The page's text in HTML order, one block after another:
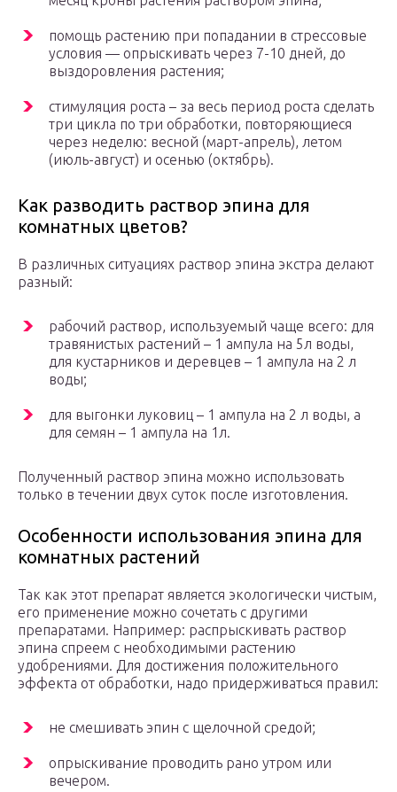
помощь растению при попадании в стрессовые
условия — опрыскивать через 7-10 дней, до
выздоровления растения;
стимуляция роста – за весь период роста сделать
три цикла по три обработки, повторяющиеся
через неделю: весной (март-апрель), летом
(июль-август) и осенью (октябрь).
Как разводить раствор эпина для
комнатных цветов?
В различных ситуациях раствор эпина экстра делают
разный:
рабочий раствор, используемый чаще всего: для
травянистых растений – 1 ампула на 5л воды,
для кустарников и деревцев – 1 ампула на 2 л
воды;
для выгонки луковиц – 1 ампула на 2 л воды, а
для семян – 1 ампула на 1л.
Полученный раствор эпина можно использовать
только в течении двух суток после изготовления.
Особенности использования эпина для
комнатных растений
Так как этот препарат является экологически чистым,
его применение можно сочетать с другими
препаратами. Например: распрыскивать раствор
эпина спреем с необходимыми растению
удобрениями. Для достижения положительного
эффекта от обработки, надо придерживаться правил:
не смешивать эпин с щелочной средой;
опрыскивание проводить рано утром или
вечером.